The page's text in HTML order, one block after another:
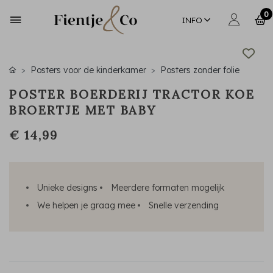
INFO
0
Posters voor de kinderkamer Posters zonder folie
POSTER BOERDERIJ TRACTOR KOE
BROERTJE MET BABY
€ 14,99
Unieke designs
Meerdere formaten mogelijk
We helpen je graag mee
Snelle verzending